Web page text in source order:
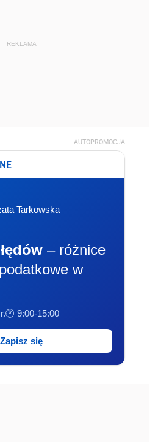
REKLAMA
AUTOPROMOCJA
Tarkowska
– różnice
w
🕐 9:00-15:00
Zapisz się